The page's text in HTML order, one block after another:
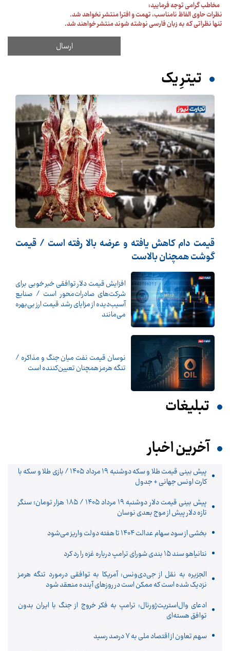
مخاطب گرامی توجه فرمایید:
نظرات حاوی الفاظ نامناسب، تهمت و افترا منتشر نخواهد شد.
تنها نظراتی که به زبان فارسی نوشته شوند منتشر خواهند شد.
تیترِ یک
قیمت دام کاهش یافته و عرضه بالا رفته است / قیمت
گوشت همچنان بالاست
افزایش قیمت دلار توافقی خبر خوبی برای
شرکت‌های صادرات‌محور است / صنایع
آسیب‌دیده از مزایای رشد قیمت ارز بی‌بهره
می‌مانند
نوسان قیمت نفت میان جنگ و مذاکره /
تنگه هرمز همچنان تعیین‌کننده است
تبلیغات
آخرین اخبار
پیش‌ بینی قیمت طلا و سکه دوشنبه ۱۹ مرداد ۱۴۰۵ / بازی طلا و سکه با
کارت اونس جهانی + جدول
پیش‌ بینی قیمت دلار دوشنبه ۱۹ مرداد ۱۴۰۵ / ۱۸۵ هزار تومان؛ سنگر
تازه دلار پیش از موج بعدی نوسان
بخشی از سود سهام عدالت ۱۴۰۴ تا هفته دولت واریز می‌شود
نتانیاهو سند ۱۵ بندی شورای ترامپ درباره غزه را رد کرد
الجزیره به نقل از جی‌دی‌ونس: آمریکا به توافقی درمورد تنگه هرمز
نزدیک شده است که ممکن است در روزهای آینده منعقد شود
ادعای وال‌استریت‌ژورنال: ترامپ به فکر خروج از جنگ با ایران بدون
توافق هسته‌ای
سهم تعاون از اقتصاد ملی به ۷ درصد رسید